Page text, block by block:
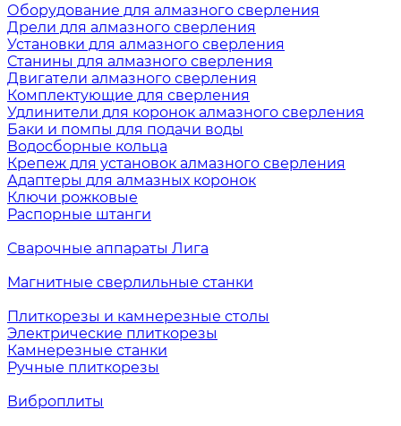
Оборудование для алмазного сверления
Дрели для алмазного сверления
Установки для алмазного сверления
Станины для алмазного сверления
Двигатели алмазного сверления
Комплектующие для сверления
Удлинители для коронок алмазного сверления
Баки и помпы для подачи воды
Водосборные кольца
Крепеж для установок алмазного сверления
Адаптеры для алмазных коронок
Ключи рожковые
Распорные штанги
Сварочные аппараты Лига
Магнитные сверлильные станки
Плиткорезы и камнерезные столы
Электрические плиткорезы
Камнерезные станки
Ручные плиткорезы
Виброплиты